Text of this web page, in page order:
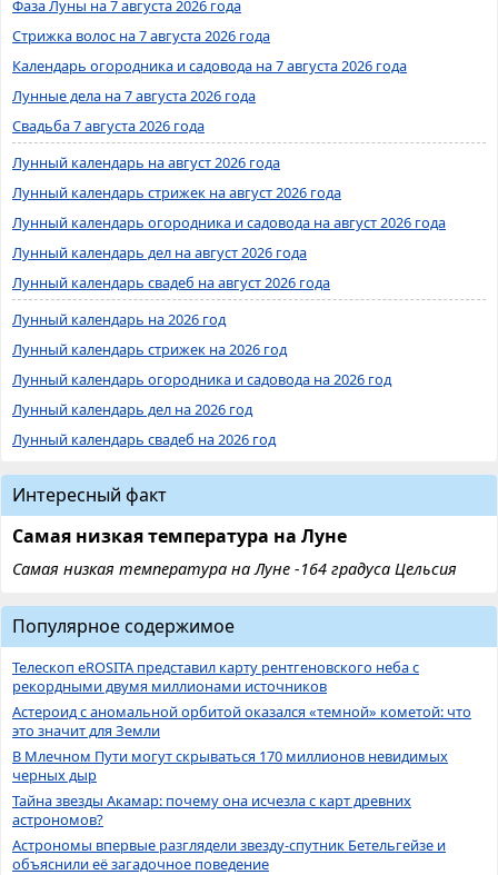
Фаза Луны на 7 августа 2026 года
Стрижка волос на 7 августа 2026 года
Календарь огородника и садовода на 7 августа 2026 года
Лунные дела на 7 августа 2026 года
Свадьба 7 августа 2026 года
Лунный календарь на август 2026 года
Лунный календарь стрижек на август 2026 года
Лунный календарь огородника и садовода на август 2026 года
Лунный календарь дел на август 2026 года
Лунный календарь свадеб на август 2026 года
Лунный календарь на 2026 год
Лунный календарь стрижек на 2026 год
Лунный календарь огородника и садовода на 2026 год
Лунный календарь дел на 2026 год
Лунный календарь свадеб на 2026 год
Интересный факт
Самая низкая температура на Луне
Самая низкая температура на Луне -164 градуса Цельсия
Популярное содержимое
Телескоп eROSITA представил карту рентгеновского неба с
рекордными двумя миллионами источников
Астероид с аномальной орбитой оказался «темной» кометой: что
это значит для Земли
В Млечном Пути могут скрываться 170 миллионов невидимых
черных дыр
Тайна звезды Акамар: почему она исчезла с карт древних
астрономов?
Астрономы впервые разглядели звезду-спутник Бетельгейзе и
объяснили её загадочное поведение